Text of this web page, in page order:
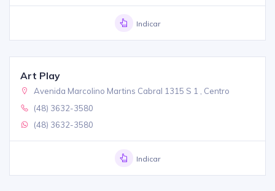
Indicar
Art Play
Avenida Marcolino Martins Cabral 1315 S 1 , Centro
(48) 3632-3580
(48) 3632-3580
Indicar